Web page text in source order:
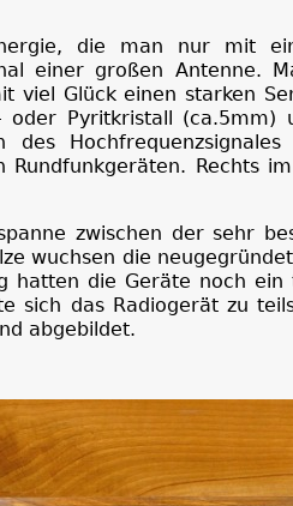
die man nur mit
einer großen Antenne.
viel Glück einen starken
oder Pyritkristall
des
Rechts
zwischen der sehr
wuchsen die
die Geräte noch ein
sich das Radiogerät zu
abgebildet.